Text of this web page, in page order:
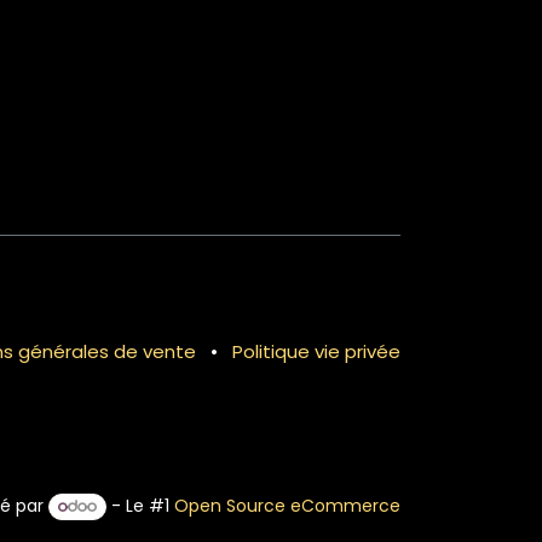
générales de vente • Politique vie privée
par - Le #1 Open Source eCommerce